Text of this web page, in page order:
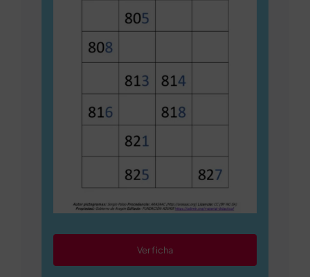
Ver ficha